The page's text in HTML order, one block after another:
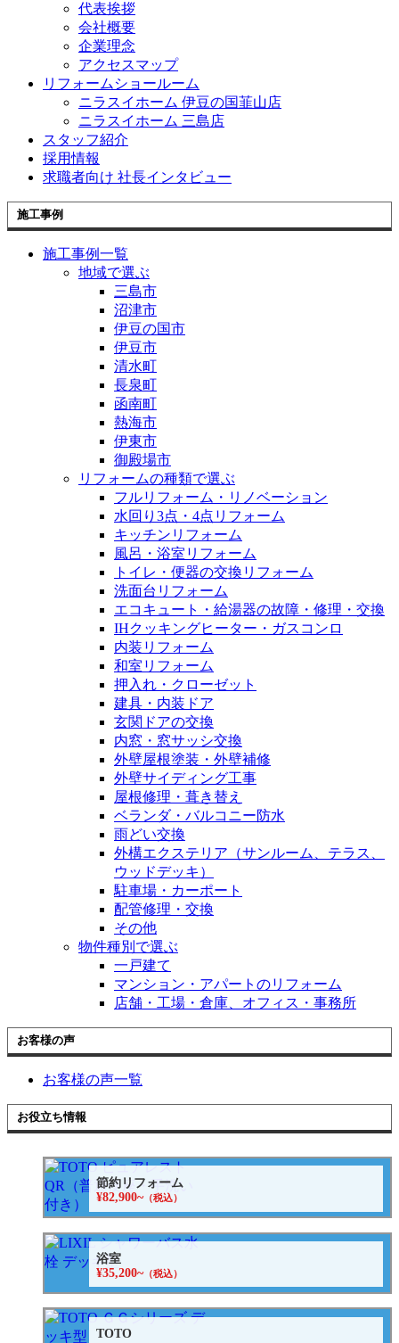
代表挨拶
会社概要
企業理念
アクセスマップ
リフォームショールーム
ニラスイホーム 伊豆の国韮山店
ニラスイホーム 三島店
スタッフ紹介
採用情報
求職者向け 社長インタビュー
施工事例
施工事例一覧
地域で選ぶ
三島市
沼津市
伊豆の国市
伊豆市
清水町
長泉町
函南町
熱海市
伊東市
御殿場市
リフォームの種類で選ぶ
フルリフォーム・リノベーション
水回り3点・4点リフォーム
キッチンリフォーム
風呂・浴室リフォーム
トイレ・便器の交換リフォーム
洗面台リフォーム
エコキュート・給湯器の故障・修理・交換
IHクッキングヒーター・ガスコンロ
内装リフォーム
和室リフォーム
押入れ・クローゼット
建具・内装ドア
玄関ドアの交換
内窓・窓サッシ交換
外壁屋根塗装・外壁補修
外壁サイディング工事
屋根修理・葺き替え
ベランダ・バルコニー防水
雨どい交換
外構エクステリア（サンルーム、テラス、
ウッドデッキ）
駐車場・カーポート
配管修理・交換
その他
物件種別で選ぶ
一戸建て
マンション・アパートのリフォーム
店舗・工場・倉庫、オフィス・事務所
お客様の声
お客様の声一覧
お役立ち情報
節約リフォーム
¥82,900~（税込）
浴室
¥35,200~（税込）
TOTO